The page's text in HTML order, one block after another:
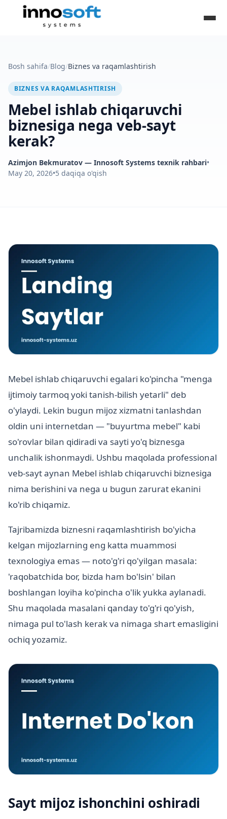
Bosh sahifa/Blog/Biznes va raqamlashtirish
BIZNES VA RAQAMLASHTIRISH
Mebel ishlab chiqaruvchi
biznesiga nega veb-sayt
kerak?
Azimjon Bekmuratov — Innosoft Systems texnik rahbari•
May 20, 2026•5 daqiqa o'qish
Mebel ishlab chiqaruvchi egalari ko'pincha "menga
ijtimoiy tarmoq yoki tanish-bilish yetarli" deb
o'ylaydi. Lekin bugun mijoz xizmatni tanlashdan
oldin uni internetdan — "buyurtma mebel" kabi
so'rovlar bilan qidiradi va sayti yo'q biznesga
unchalik ishonmaydi. Ushbu maqolada professional
veb-sayt aynan Mebel ishlab chiqaruvchi biznesiga
nima berishini va nega u bugun zarurat ekanini
ko'rib chiqamiz.
Tajribamizda biznesni raqamlashtirish bo'yicha
kelgan mijozlarning eng katta muammosi
texnologiya emas — noto'g'ri qo'yilgan masala:
'raqobatchida bor, bizda ham bo'lsin' bilan
boshlangan loyiha ko'pincha o'lik yukka aylanadi.
Shu maqolada masalani qanday to'g'ri qo'yish,
nimaga pul to'lash kerak va nimaga shart emasligini
ochiq yozamiz.
Sayt mijoz ishonchini oshiradi